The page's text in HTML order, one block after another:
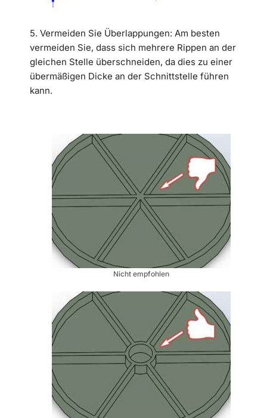
5. Vermeiden Sie Überlappungen: Am besten
vermeiden Sie, dass sich mehrere Rippen an der
gleichen Stelle überschneiden, da dies zu einer
übermäßigen Dicke an der Schnittstelle führen
kann.
Nicht empfohlen